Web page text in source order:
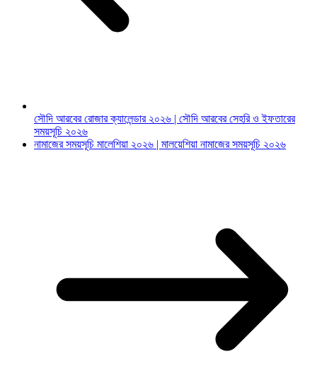
সৌদি আরবের রোজার ক্যালেন্ডার ২০২৬ | সৌদি আরবের সেহরি ও ইফতারের
সময়সূচি ২০২৬
নামাজের সময়সূচি মালেশিয়া ২০২৬ | মালয়েশিয়া নামাজের সময়সূচি ২০২৬